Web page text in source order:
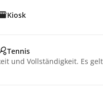
Kiosk
Tennis
und Vollständigkeit. Es